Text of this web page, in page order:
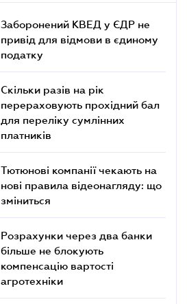
Заборонений КВЕД у ЄДР не
привід для відмови в єдиному
податку
Скільки разів на рік
перераховують прохідний бал
для переліку сумлінних
платників
Тютюнові компанії чекають на
нові правила відеонагляду: що
зміниться
Розрахунки через два банки
більше не блокують
компенсацію вартості
агротехніки